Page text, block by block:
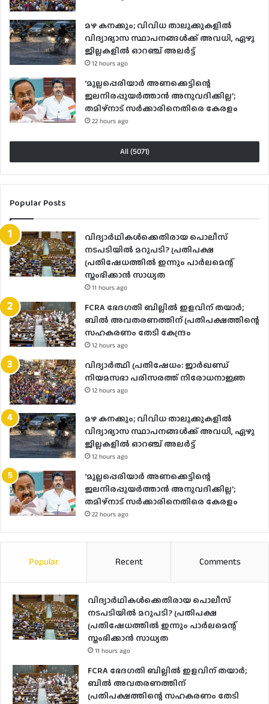
മഴ കനക്കും; വിവിധ താലൂക്കുകളില്‍
വിദ്യാഭ്യാസ സ്ഥാപനങ്ങള്‍ക്ക് അവധി, ഏഴു
ജില്ലകളില്‍ ഓറഞ്ച് അലർ‌ട്ട്
12 hours ago
‘മുല്ലപ്പെരിയാർ അണക്കെട്ടിന്റെ
ജലനിരപ്പുയർത്താൻ അനുവദിക്കില്ല’;
തമിഴ്‌നാട് സർക്കാരിനെതിരെ കേരളം
22 hours ago
All (5071)
Popular Posts
വിദ്യാര്‍ഥികള്‍ക്കെതിരായ പൊലീസ്
നടപടിയില്‍ മറുപടി? പ്രതിപക്ഷ
പ്രതിഷേധത്തില്‍ ഇന്നും പാര്‍ലമെന്റ്
സ്തംഭിക്കാന്‍ സാധ്യത
11 hours ago
FCRA ഭേദഗതി ബില്ലിൽ ഇളവിന് തയാർ;
ബിൽ അവതരണത്തിന് പ്രതിപക്ഷത്തിന്റെ
സഹകരണം തേടി കേന്ദ്രം
12 hours ago
വിദ്യാർത്ഥി പ്രതിഷേധം: ജാർഖണ്ഡ്
നിയമസഭാ പരിസരത്ത് നിരോധനാജ്ഞ
12 hours ago
മഴ കനക്കും; വിവിധ താലൂക്കുകളില്‍
വിദ്യാഭ്യാസ സ്ഥാപനങ്ങള്‍ക്ക് അവധി, ഏഴു
ജില്ലകളില്‍ ഓറഞ്ച് അലർ‌ട്ട്
12 hours ago
‘മുല്ലപ്പെരിയാർ അണക്കെട്ടിന്റെ
ജലനിരപ്പുയർത്താൻ അനുവദിക്കില്ല’;
തമിഴ്‌നാട് സർക്കാരിനെതിരെ കേരളം
22 hours ago
Popular Recent Comments
വിദ്യാര്‍ഥികള്‍ക്കെതിരായ പൊലീസ്
നടപടിയില്‍ മറുപടി? പ്രതിപക്ഷ
പ്രതിഷേധത്തില്‍ ഇന്നും പാര്‍ലമെന്റ്
സ്തംഭിക്കാന്‍ സാധ്യത
11 hours ago
FCRA ഭേദഗതി ബില്ലിൽ ഇളവിന് തയാർ;
ബിൽ അവതരണത്തിന്
പ്രതിപക്ഷത്തിന്റെ സഹകരണം തേടി